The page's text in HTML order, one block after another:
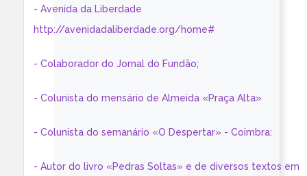
- Avenida da Liberdade
http://avenidadaliberdade.org/home#
- Colaborador do Jornal do Fundão;
- Colunista do mensário de Almeida «Praça Alta»
- Colunista do semanário «O Despertar» - Coimbra:
- Autor do livro «Pedras Soltas» e de diversos textos em